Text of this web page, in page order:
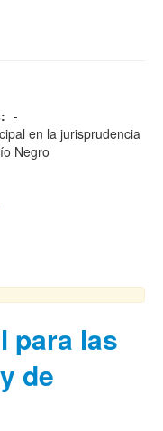
-
en la jurisprudencia
Negro
para las
de